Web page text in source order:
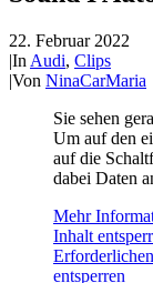
22. Februar 2022
|In Audi, Clips
|Von NinaCarMaria
Sie sehen
Um auf den
auf die
dabei Daten
Mehr
Inhalt
entsperren